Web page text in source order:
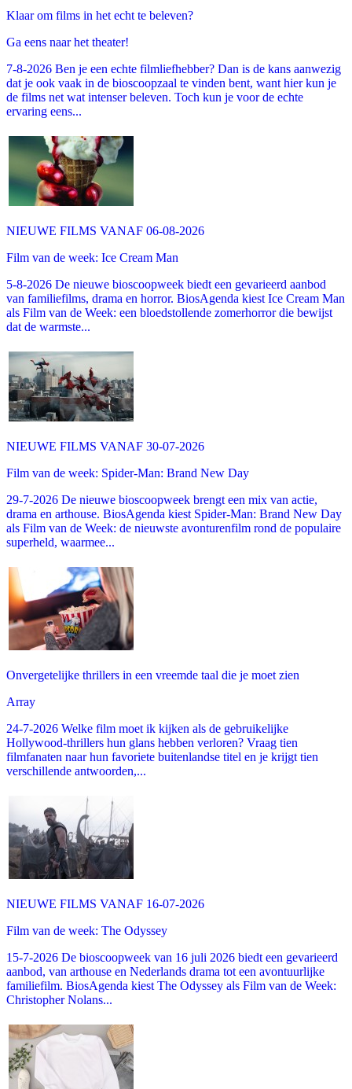
Klaar om films in het echt te beleven?
Ga eens naar het theater!
7-8-2026 Ben je een echte filmliefhebber? Dan is de kans aanwezig
dat je ook vaak in de bioscoopzaal te vinden bent, want hier kun je
de films net wat intenser beleven. Toch kun je voor de echte
ervaring eens...
NIEUWE FILMS VANAF 06-08-2026
Film van de week: Ice Cream Man
5-8-2026 De nieuwe bioscoopweek biedt een gevarieerd aanbod
van familiefilms, drama en horror. BiosAgenda kiest Ice Cream Man
als Film van de Week: een bloedstollende zomerhorror die bewijst
dat de warmste...
NIEUWE FILMS VANAF 30-07-2026
Film van de week: Spider-Man: Brand New Day
29-7-2026 De nieuwe bioscoopweek brengt een mix van actie,
drama en arthouse. BiosAgenda kiest Spider-Man: Brand New Day
als Film van de Week: de nieuwste avonturenfilm rond de populaire
superheld, waarmee...
Onvergetelijke thrillers in een vreemde taal die je moet zien
Array
24-7-2026 Welke film moet ik kijken als de gebruikelijke
Hollywood-thrillers hun glans hebben verloren? Vraag tien
filmfanaten naar hun favoriete buitenlandse titel en je krijgt tien
verschillende antwoorden,...
NIEUWE FILMS VANAF 16-07-2026
Film van de week: The Odyssey
15-7-2026 De bioscoopweek van 16 juli 2026 biedt een gevarieerd
aanbod, van arthouse en Nederlands drama tot een avontuurlijke
familiefilm. BiosAgenda kiest The Odyssey als Film van de Week:
Christopher Nolans...